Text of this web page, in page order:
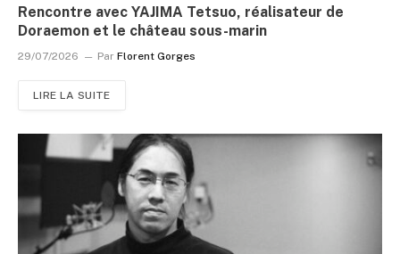
Rencontre avec YAJIMA Tetsuo, réalisateur de
Doraemon et le château sous-marin
29/07/2026 Par Florent Gorges
LIRE LA SUITE